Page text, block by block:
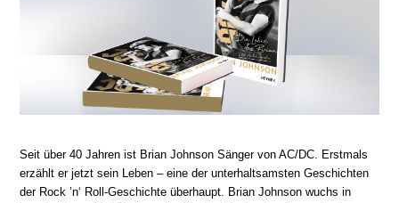
Seit über 40 Jahren ist Brian Johnson Sänger von AC/DC. Erstmals
erzählt er jetzt sein Leben – eine der unterhaltsamsten Geschichten
der Rock ’n‘ Roll-Geschichte überhaupt. Brian Johnson wuchs in